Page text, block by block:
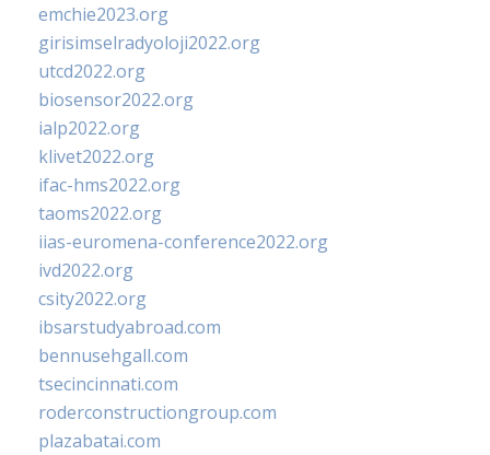
emchie2023.org
girisimselradyoloji2022.org
utcd2022.org
biosensor2022.org
ialp2022.org
klivet2022.org
ifac-hms2022.org
taoms2022.org
iias-euromena-conference2022.org
ivd2022.org
csity2022.org
ibsarstudyabroad.com
bennusehgall.com
tsecincinnati.com
roderconstructiongroup.com
plazabatai.com